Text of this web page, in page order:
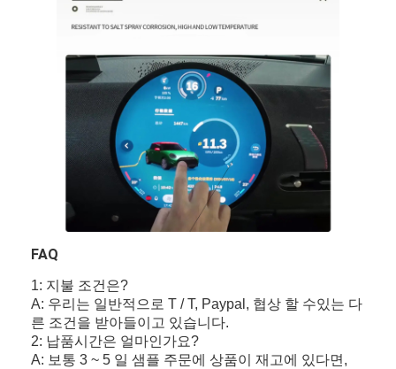
FAQ
1: 지불 조건은?
A: 우리는 일반적으로 T / T, Paypal, 협상 할 수있는 다
른 조건을 받아들이고 있습니다.
2: 납품시간은 얼마인가요?
A: 보통 3 ~ 5 일 샘플 주문에 상품이 재고에 있다면,